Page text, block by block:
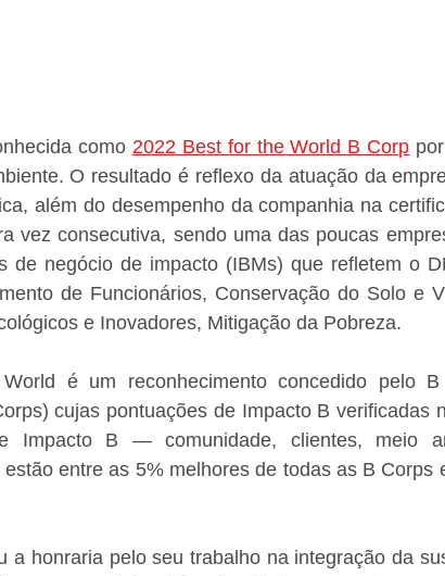
como 2022 Best for the World B Corp
O resultado é reflexo da atuação da
além do desempenho da companhia na
vez consecutiva, sendo uma das poucas
de negócio de impacto (IBMs) que refletem o
de Funcionários, Conservação do Solo e
e Inovadores, Mitigação da Pobreza.
é um reconhecimento concedido pelo
cujas pontuações de Impacto B verificadas
Impacto B — comunidade, clientes, meio
entre as 5% melhores de todas as B Corps
a honraria pelo seu trabalho na integração da